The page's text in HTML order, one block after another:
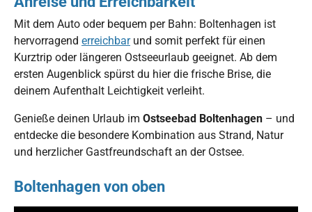
Mit dem Auto oder bequem per Bahn: Boltenhagen ist
hervorragend erreichbarund somit perfekt für einen
Kurztrip oder längeren Ostseeurlaub geeignet. Ab dem
ersten Augenblick spürst du hier die frische Brise, die
deinem Aufenthalt Leichtigkeit verleiht.
Genieße deinen Urlaub im Ostseebad Boltenhagen – und
entdecke die besondere Kombination aus Strand, Natur
und herzlicher Gastfreundschaft an der Ostsee.
Boltenhagen von oben